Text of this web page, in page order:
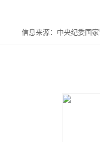
信息来源：中央纪委国